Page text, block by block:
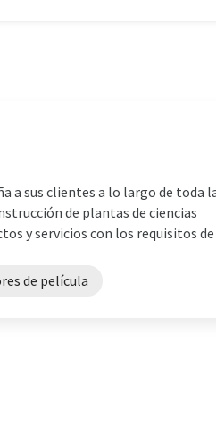
a sus clientes a lo largo de toda
de plantas de ciencias
y servicios con los requisitos de
de película